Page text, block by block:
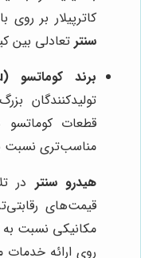
کاترپیلار بر روی
سنترتعادلی بین
برند کوماتسو (Komatsu):
تولیدکنندگان
قطعات
مناسب‌تری نسبت به
هیدرو سنتر در
قیمت‌های
مکانیکی نسبت به
روی ارائه